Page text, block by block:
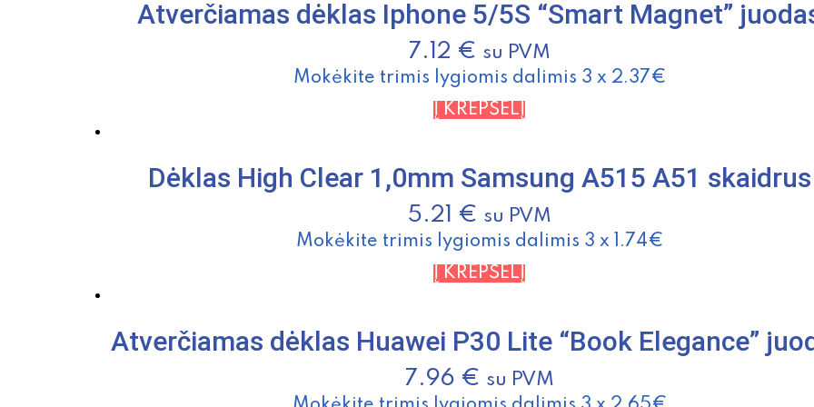
Atverčiamas dėklas Iphone 5/5S “Smart Magnet”
7.12 € su PVM
Mokėkite trimis lygiomis dalimis 3 x 2.37€
Į KREPŠELĮ
Dėklas High Clear 1,0mm Samsung A515 A51 skaidrus
5.21 € su PVM
Mokėkite trimis lygiomis dalimis 3 x 1.74€
Į KREPŠELĮ
Atverčiamas dėklas Huawei P30 Lite “Book Elegance”
7.96 € su PVM